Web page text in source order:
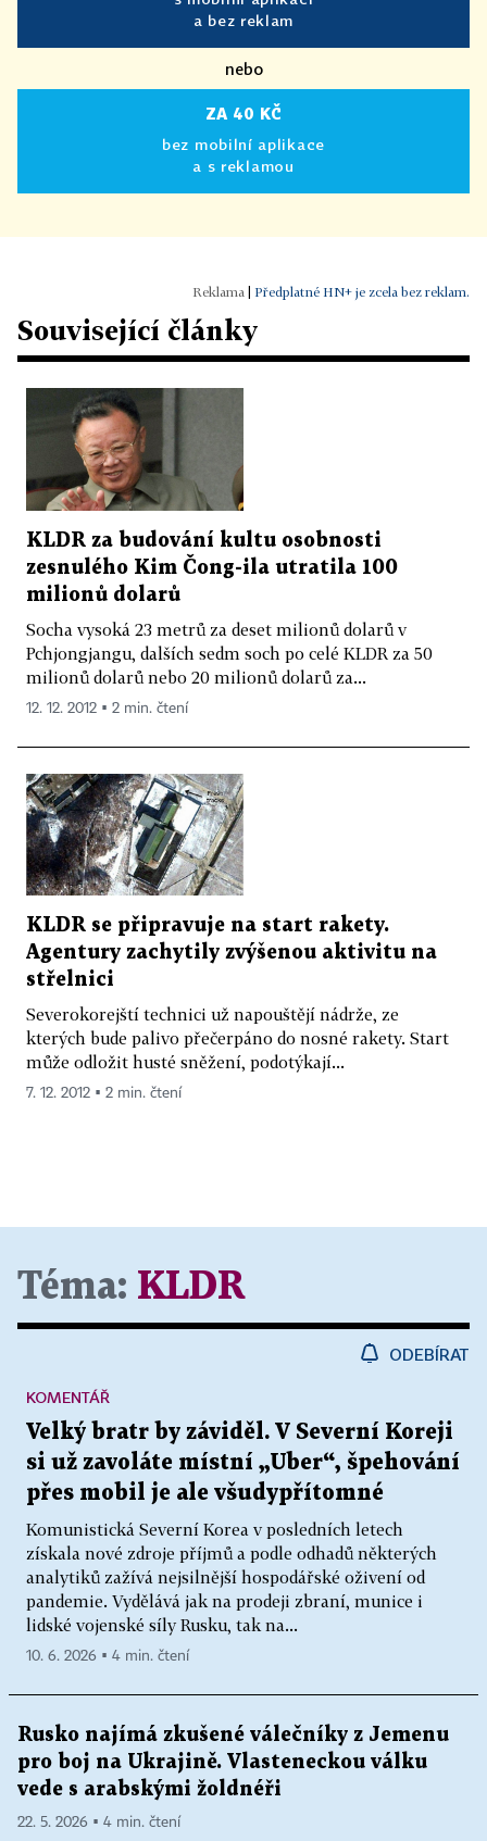
a bez reklam
nebo
ZA 40 KČ
bez mobilní aplikace
a s reklamou
Předplatné HN+ je zcela bez reklam.
Související články
KLDR za budování kultu osobnosti
zesnulého Kim Čong-ila utratila 100
milionů dolarů
Socha vysoká 23 metrů za deset milionů dolarů v
Pchjongjangu, dalších sedm soch po celé KLDR za 50
milionů dolarů nebo 20 milionů dolarů za...
12. 12. 2012 ▪ 2 min. čtení
KLDR se připravuje na start rakety.
Agentury zachytily zvýšenou aktivitu na
střelnici
Severokorejští technici už napouštějí nádrže, ze
kterých bude palivo přečerpáno do nosné rakety. Start
může odložit husté sněžení, podotýkají...
7. 12. 2012 ▪ 2 min. čtení
Téma: KLDR
ODEBÍRAT
Velký bratr by záviděl. V Severní Koreji
si už zavoláte místní „Uber“, špehování
přes mobil je ale všudypřítomné
Komunistická Severní Korea v posledních letech
získala nové zdroje příjmů a podle odhadů některých
analytiků zažívá nejsilnější hospodářské oživení od
pandemie. Vydělává jak na prodeji zbraní, munice i
lidské vojenské síly Rusku, tak na...
KOMENTÁŘ
10. 6. 2026 ▪ 4 min. čtení
Rusko najímá zkušené válečníky z Jemenu
pro boj na Ukrajině. Vlasteneckou válku
vede s arabskými žoldnéři
22. 5. 2026 ▪ 4 min. čtení